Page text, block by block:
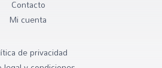
Contacto
Mi cuenta
de privacidad